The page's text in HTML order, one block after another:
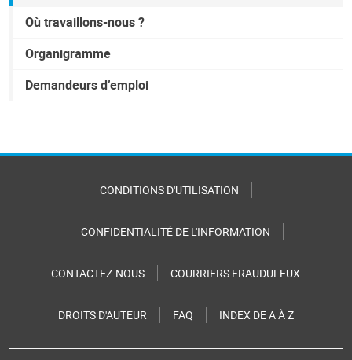
Où travaillons-nous ?
Organigramme
Demandeurs d’emploi
CONDITIONS D'UTILISATION
CONFIDENTIALITÉ DE L'INFORMATION
CONTACTEZ-NOUS COURRIERS FRAUDULEUX
DROITS D'AUTEUR FAQ INDEX DE A À Z